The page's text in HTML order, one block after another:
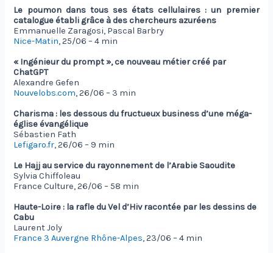
Le poumon dans tous ses états cellulaires : un premier
catalogue établi grâce à des chercheurs azuréens
Emmanuelle Zaragosi, Pascal Barbry
Nice-Matin, 25/06 – 4 min
« Ingénieur du prompt », ce nouveau métier créé par
ChatGPT
Alexandre Gefen
Nouvelobs.com, 26/06 – 3 min
Charisma : les dessous du fructueux business d’une méga-
église évangélique
Sébastien Fath
Lefigaro.fr, 26/06 – 9 min
Le Hajj au service du rayonnement de l’Arabie Saoudite
Sylvia Chiffoleau
France Culture, 26/06 – 58 min
Haute-Loire : la rafle du Vel d’Hiv racontée par les dessins de
Cabu
Laurent Joly
France 3 Auvergne Rhône-Alpes, 23/06 – 4 min